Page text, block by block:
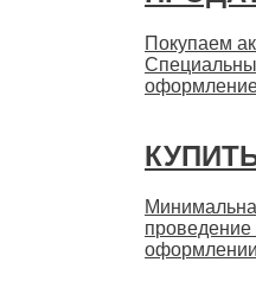
Покупаем